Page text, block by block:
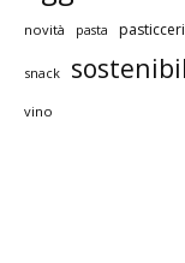
novità pasta
snack
vino